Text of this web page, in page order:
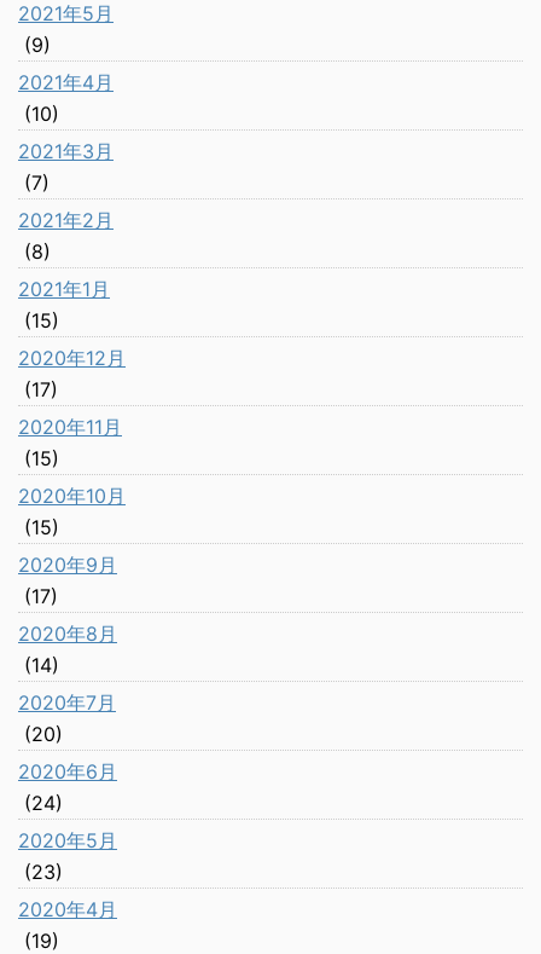
2021年5月
(9)
2021年4月
(10)
2021年3月
(7)
2021年2月
(8)
2021年1月
(15)
2020年12月
(17)
2020年11月
(15)
2020年10月
(15)
2020年9月
(17)
2020年8月
(14)
2020年7月
(20)
2020年6月
(24)
2020年5月
(23)
2020年4月
(19)